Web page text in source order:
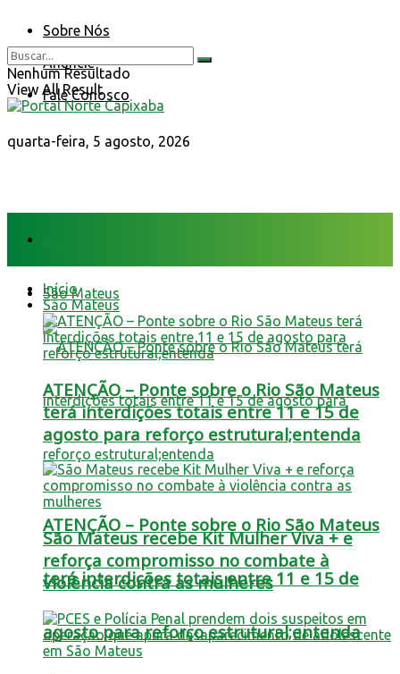
Sobre Nós
Anuncie
Fale Conosco
quarta-feira, 5 agosto, 2026
Nenhum Resultado
View All Result
São Mateus
ATENÇÃO – Ponte sobre o Rio São Mateus
terá interdições totais entre 11 e 15 de
agosto para reforço estrutural;entenda
Início
São Mateus
ATENÇÃO – Ponte sobre o Rio São Mateus
terá interdições totais entre 11 e 15 de
agosto para reforço estrutural;entenda
São Mateus recebe Kit Mulher Viva + e
reforça compromisso no combate à
violência contra as mulheres